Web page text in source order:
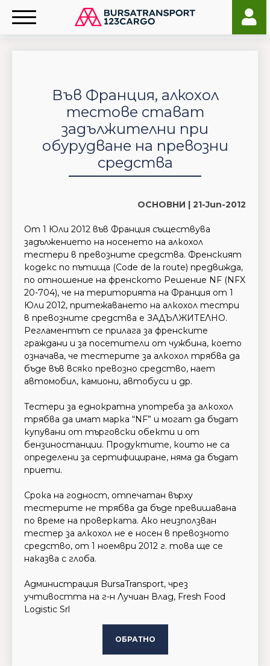
Във Франция, алкохол
тестове стават
задължителни при
обурудване на превозни
средства
ОСНОВНИ | 21-Jun-2012
От 1 Юли 2012 във Франция съществува
задължението на носенето на алкохол
тестери в превозните средства. Френският
кодекс по пътища (Code de la route) предвижда,
по отношение на френското Решение NF (NFX
20-704), че на територията на Франция от 1
Юли 2012, притежаването на алкохол тестри
в превозните средства е ЗАДЪЛЖИТЕЛНО.
Регламентът се прилага за френските
граждани и за посетители от чужбина, което
означава, че тестерите за алкохол трябва да
бъде във всяко превозно средство, нает
автомобил, камиони, автобуси и др.
Тестери за еднократна употреба за алкохол
трябва да имат марка “NF” и могат да бъдат
купувани от търговски обекти и от
бензиностанции. Продуктите, които не са
определени за сертифициране, няма да бъдат
приети.
Срока на годност, отпечатан върху
тестерите не трябва да бъде превишавана
по време на проверката. Ако неизползван
тестер за алкохол не е носен в превозното
средство, от 1 ноември 2012 г. това ще се
наказва с глоба.
Администрация BursaTransport, чрез
учтивостта на г-н Лучиан Влад, Fresh Food
Logistic Srl
ОБРАТНО